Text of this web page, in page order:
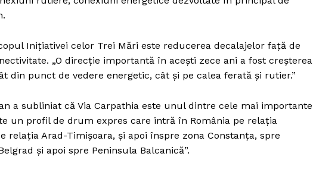
Inițiativei celor Trei Mări este reducerea decalajelor față de
„O direcție importantă în acești zece ani a fost creșterea
din punct de vedere energetic, cât și pe calea ferată și rutier.”
a subliniat că Via Carpathia este unul dintre cele mai importante
un profil de drum expres care intră în România pe relația
relația Arad-Timișoara, și apoi înspre zona Constanța, spre
și apoi spre Peninsula Balcanică”.